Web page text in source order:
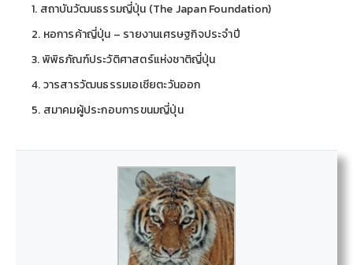
สถาบันวัฒนธรรมญี่ปุ่น (The Japan Foundation)
หอการค้าญี่ปุ่น – รายงานเศรษฐกิจประจำปี
พิพิธภัณฑ์ประวัติศาสตร์แห่งชาติญี่ปุ่น
วารสารวัฒนธรรมเอเชียตะวันออก
สมาคมผู้ประกอบการขนมญี่ปุ่น